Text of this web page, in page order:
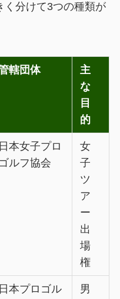
く分けて3つの種類が
轄団体
主
な
目
的
日本女子プロ
ゴルフ協会
女
子
ツ
ア
ー
出
場
権
日本プロゴル 男